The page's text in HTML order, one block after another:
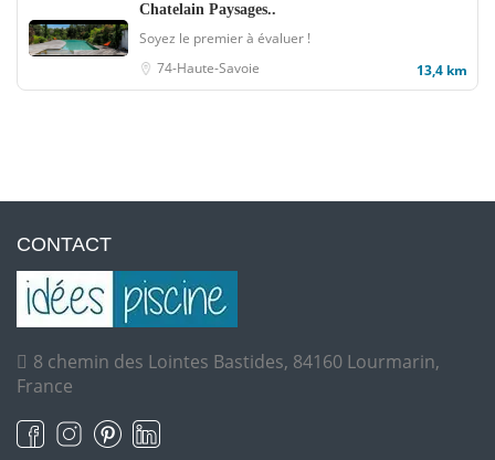
Chatelain Paysages..
Soyez le premier à évaluer !
74-Haute-Savoie
13,4 km
CONTACT
8 chemin des Lointes Bastides, 84160 Lourmarin,
France